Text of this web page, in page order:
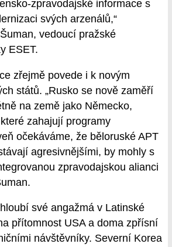
zpravodajské informace s
svých arzenálů,“
vedoucí pražské
ESET.
zřejmě povede i k novým
států. „Rusko se nově zaměří
na země jako Německo,
zahajují programy
očekáváme, že běloruské APT
agresivnějšími, by mohly s
zpravodajskou alianci
své angažmá v Latinské
přítomnost USA a doma zpřísní
návštěvníky. Severní Korea